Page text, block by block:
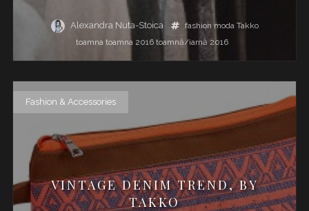
Alexandra Nuta-Stoica fashion moda Takko
toamna toamna 2016 toamnă/iarnă 2016
Fashion & Accessories
VINTAGE DENIM TREND, BY
TAKKO